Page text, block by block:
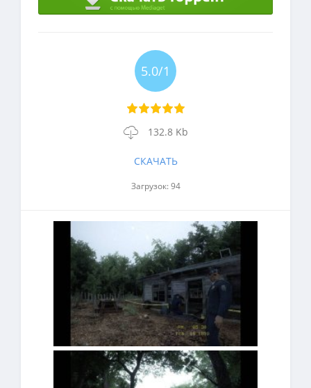
5.0/1
132.8 Kb
СКАЧАТЬ
Загрузок: 94